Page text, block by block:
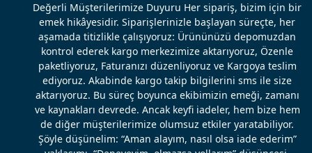
Değerli Müşterilerimize Duyuru Her sipariş, bizim için bir
emek hikâyesidir. Siparişlerinizle başlayan süreçte, her
aşamada titizlikle çalışıyoruz: Ürününüzü depomuzdan
kontrol ederek kargo merkezimize aktarıyoruz, Özenle
paketliyoruz, Faturanızı düzenliyoruz ve Kargoya teslim
ediyoruz. Akabinde kargo takip bilgilerini sms ile size
aktarıyoruz. Bu süreç boyunca ekibimizin emeği, zamanı
ve kaynakları devrede. Ancak keyfi iadeler, hem bize hem
de diğer müşterilerimize olumsuz etkiler yaratabiliyor.
Şöyle düşünelim: “Aman alayım, nasıl olsa iade ederim”